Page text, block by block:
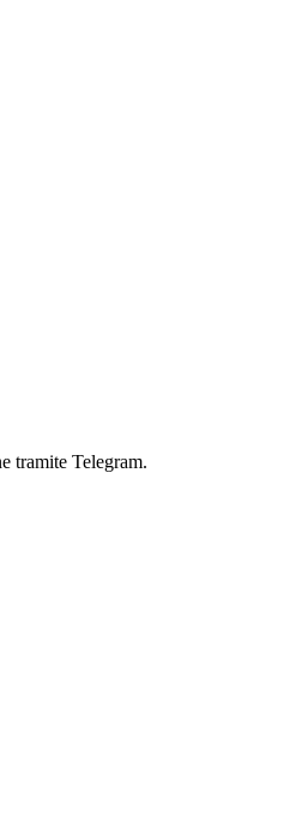
tramite Telegram.